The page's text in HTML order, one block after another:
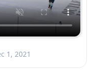
1, 2021